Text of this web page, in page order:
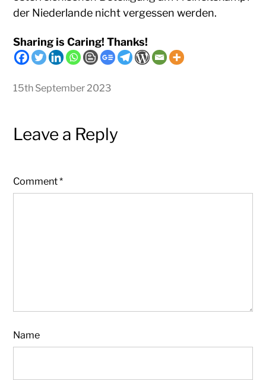
der Niederlande nicht vergessen werden.
Sharing is Caring! Thanks!
15th September 2023
Leave a Reply
Comment*
Name